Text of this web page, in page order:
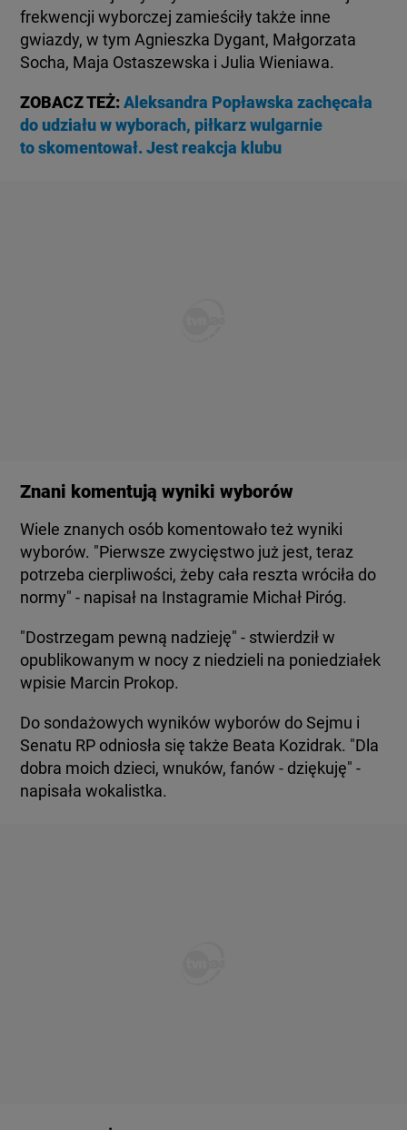
frekwencji wyborczej zamieściły także inne
gwiazdy, w tym Agnieszka Dygant, Małgorzata
Socha, Maja Ostaszewska i Julia Wieniawa.
ZOBACZ TEŻ:Aleksandra Popławska zachęcała
do udziału w wyborach, piłkarz wulgarnie
to skomentował. Jest reakcja klubu
Znani komentują wyniki wyborów
Wiele znanych osób komentowało też wyniki
wyborów. "Pierwsze zwycięstwo już jest, teraz
potrzeba cierpliwości, żeby cała reszta wróciła do
normy" - napisał na Instagramie Michał Piróg.
"Dostrzegam pewną nadzieję" - stwierdził w
opublikowanym w nocy z niedzieli na poniedziałek
wpisie Marcin Prokop.
Do sondażowych wyników wyborów do Sejmu i
Senatu RP odniosła się także Beata Kozidrak. "Dla
dobra moich dzieci, wnuków, fanów - dziękuję" -
napisała wokalistka.